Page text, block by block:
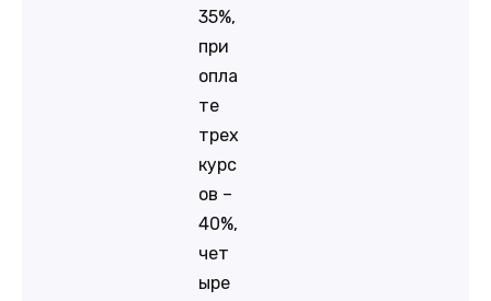
35%,
при
опла
те
трех
курс
ов –
40%,
чет
ыре